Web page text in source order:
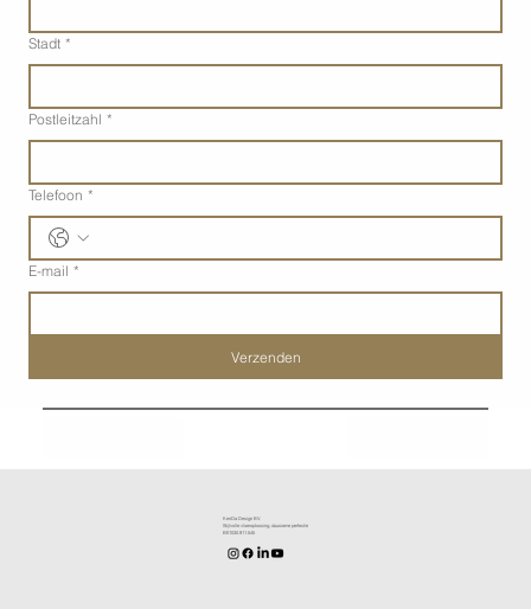
Stadt *
Postleitzahl *
Telefoon *
E-mail *
Verzenden
KenDa Design BV.
Stijlvolle vloeroplossing, duurzame perfectie
BE1030.911.545